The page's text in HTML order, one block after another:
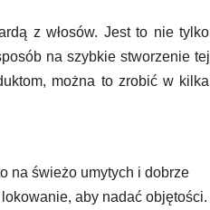
z włosów. Jest to nie tylko
na szybkie stworzenie tej
można to zrobić w kilka
na świeżo umytych i dobrze
aby nadać objętości.